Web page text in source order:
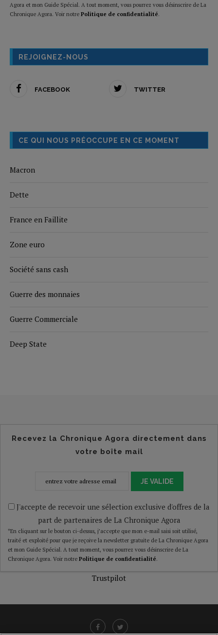
Agora et mon Guide Spécial. A tout moment, vous pourrez vous désinscrire de La
Chronique Agora. Voir notre Politique de confidentialité.
REJOIGNEZ-NOUS
FACEBOOK TWITTER
CE QUI NOUS PRÉOCCUPE EN CE MOMENT
Macron
Dette
France en Faillite
Zone euro
Société sans cash
Guerre des monnaies
Guerre Commerciale
Deep State
Recevez la Chronique Agora directement dans
votre boîte mail
JE VALIDE
J'accepte de recevoir une sélection exclusive d'offres de la
part de partenaires de La Chronique Agora
*En cliquant sur le bouton ci-dessus, j’accepte que mon e-mail saisi soit utilisé,
traité et exploité pour que je reçoive la newsletter gratuite de La Chronique Agora
et mon Guide Spécial. A tout moment, vous pourrez vous désinscrire de La
Chronique Agora. Voir notre Politique de confidentialité.
Trustpilot